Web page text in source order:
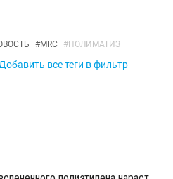
#MRC #ПОЛИМАТИЗ
все теги в фильтр